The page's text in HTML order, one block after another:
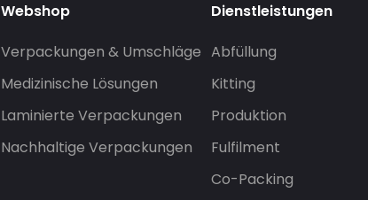
Webshop
Verpackungen & Umschläge
Medizinische Lösungen
Laminierte Verpackungen
Nachhaltige Verpackungen
Dienstleistungen
Abfüllung
Kitting
Produktion
Fulfilment
Co-Packing